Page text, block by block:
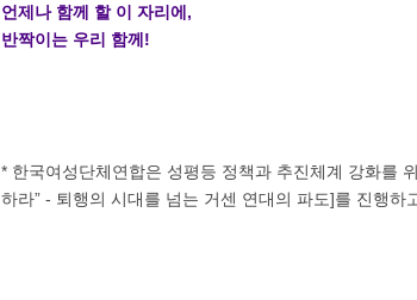
언제나 함께 할 이 자리에,
반짝이는 우리 함께!
* 한국여성단체연합은 성평등 정책과 추진체계 강화를
하라” - 퇴행의 시대를 넘는 거센 연대의 파도]를 진행